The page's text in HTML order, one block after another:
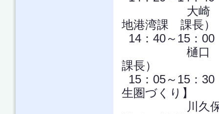
大崎 健司
地港湾課 課長）
14：40～15：
樋口 肇 氏
課長）
15：05～15：
生圏づくり】
川久保 俊